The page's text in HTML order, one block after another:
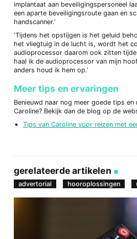
implantaat aan beveiligingspersoneel
een aparte beveiligingsroute gaan en
handscanner.’
‘Tijdens het opstijgen is het geluid
het vliegtuig in de lucht is, wordt het
audioprocessor daarom ook zitten
haal ik de audioprocessor van mijn
anders houd ik hem op.’
Meer tips en ervaringen
Benieuwd naar nog meer goede tips en
Caroline? Bekijk dan de blog op de
Tips van Caroline voor reizen met
gerelateerde artikelen
advertorial hooroplossingen